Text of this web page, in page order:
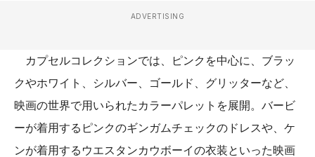
ADVERTISING
カプセルコレクションでは、ピンクを中心に、ブラッ
クやホワイト、シルバー、ゴールド、グリッターなど、
映画の世界で用いられたカラーパレットを展開。バービ
ーが着用するピンクのギンガムチェックのドレスや、ケ
ンが着用するウエスタンカウボーイの衣装といった映画